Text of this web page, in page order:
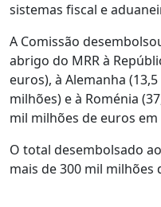
sistemas fiscal e
A Comissão
abrigo do MRR à
euros), à Alemanha
milhões) e à Roménia
mil milhões de euros
O total desembolsado
mais de 300 mil milhões